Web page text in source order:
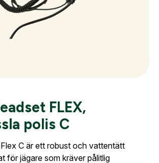
FLEX,
polis C
C är ett robust och vattentätt
för jägare som kräver pålitlig
vi till dig när kontot är
hittar du svar på de vanligaste
Mitt konto.
Föreningsnamn: